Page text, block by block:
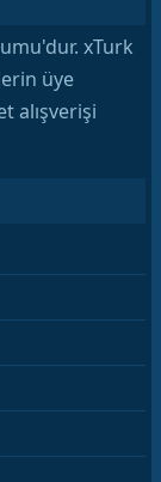
xTurk
üye
alışverişi